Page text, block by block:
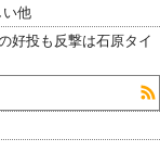
い他
好投も反撃は石原タイ